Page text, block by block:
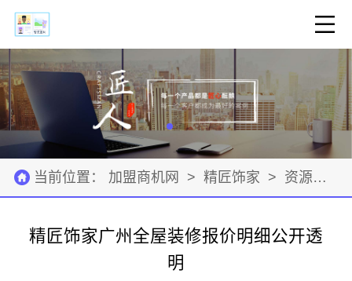
当前位置： 加盟商机网 > 精匠饰家 > 资源材料
精匠饰家广州全屋装修报价明细公开透
明